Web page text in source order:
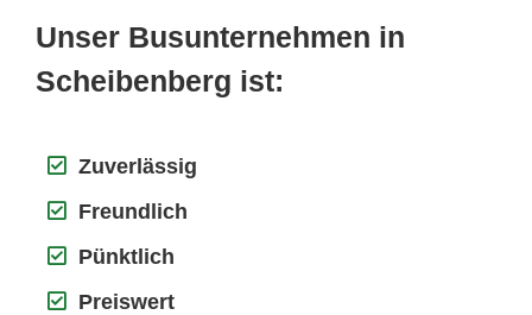
Unser Busunternehmen in
Scheibenberg ist:
Zuverlässig
Freundlich
Pünktlich
Preiswert